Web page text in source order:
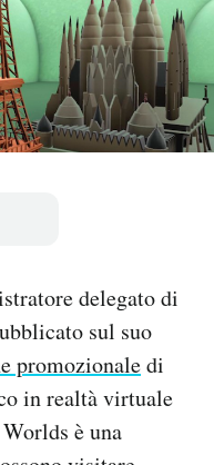
delegato di
sul suo
promozionaledi
in realtà virtuale
è una